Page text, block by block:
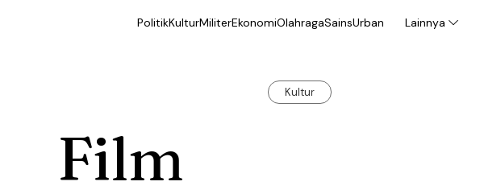
PolitikKulturMiliterEkonomiOlahragaSainsUrban Lainnya
Kultur
Film